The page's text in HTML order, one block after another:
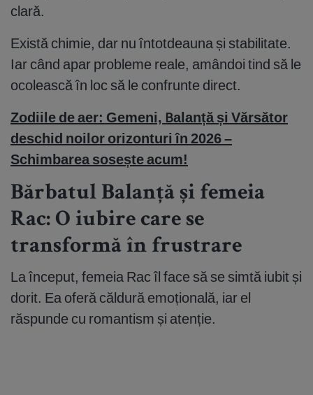
clară.
Există chimie, dar nu întotdeauna și stabilitate.
Iar când apar probleme reale, amândoi tind să le
ocolească în loc să le confrunte direct.
Zodiile de aer: Gemeni, Balanță și Vărsător
deschid noilor orizonturi în 2026 –
Schimbarea sosește acum!
Bărbatul Balanță și femeia
Rac: O iubire care se
transformă în frustrare
La început, femeia Rac îl face să se simtă iubit și
dorit. Ea oferă căldură emoțională, iar el
răspunde cu romantism și atenție.